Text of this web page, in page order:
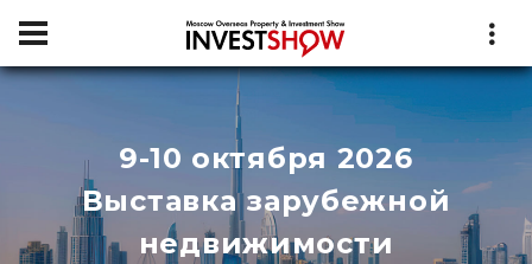
9-10 октября 2026
Выставка зарубежной
недвижимости